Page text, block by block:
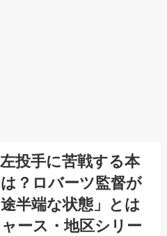
投手に苦戦する本
？ロバーツ監督が
半端な状態」とは
ース・地区シリー